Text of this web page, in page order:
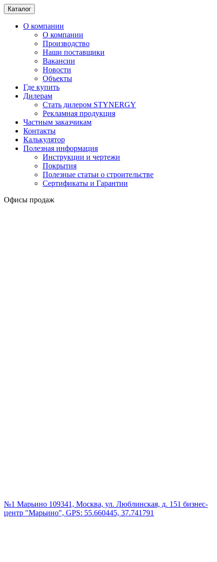
Каталог
О компании
О компании
Производство
Наши поставщики
Вакансии
Новости
Объекты
Где купить
Дилерам
Стать дилером STYNERGY
Рекламная продукция
Частным заказчикам
Контакты
Калькулятор
Полезная информация
Инструкции и чертежи
Покрытия
Полезные статьи о строительстве
Сертификаты и Гарантии
Офисы продаж
№1 Марьино 109341, Москва, ул. Люблинская, д. 151 бизнес-
центр "Марьино", GPS: 55.660445, 37.741791